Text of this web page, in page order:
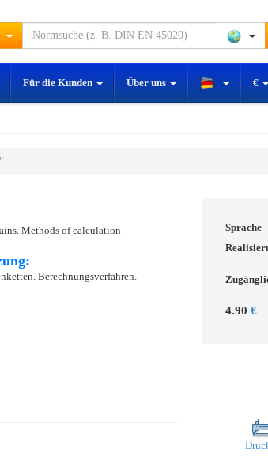
Für die Kunden Über uns €
Methods of calculation
Berechnungsverfahren.
Sprache
4.90 €